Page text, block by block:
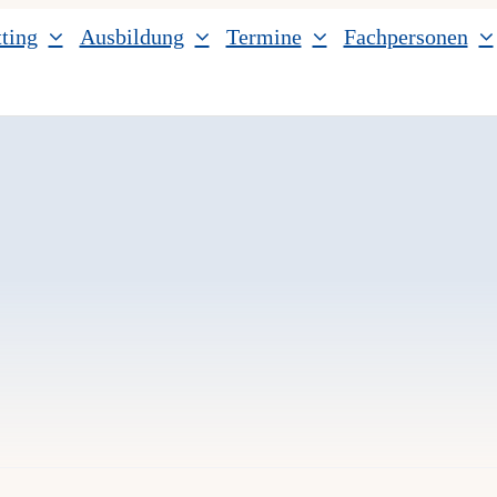
Ausbildung Termine Fachpersonen